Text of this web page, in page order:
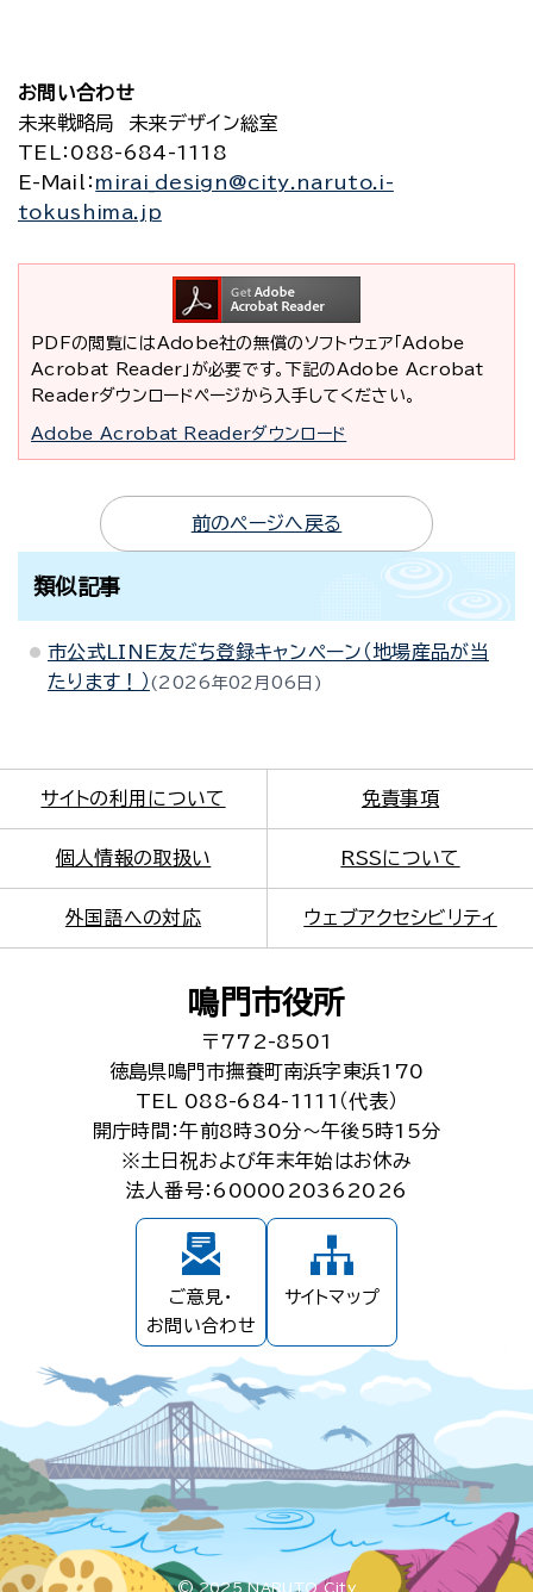
お問い合わせ
未来戦略局 未来デザイン総室
TEL：088-684-1118
E-Mail ： mirai_design@city.naruto.i-
tokushima.jp
PDFの閲覧にはAdobe社の無償のソフトウェア「Adobe
Acrobat Reader」が必要です。下記のAdobe Acrobat
Readerダウンロードページから入手してください。
Adobe Acrobat Readerダウンロード
前のページへ戻る
類似記事
市公式LINE友だち登録キャンペーン（地場産品が当
たります！）
2026年02月06日
サイトの利用について 免責事項
個人情報の取扱い RSSについて
外国語への対応 ウェブアクセシビリティ
鳴門市役所
〒772-8501
徳島県鳴門市撫養町南浜字東浜170
TEL 088-684-1111（代表）
開庁時間：午前8時30分～午後5時15分
※土日祝および年末年始はお休み
法人番号：6000020362026
ご意見・
お問い合わせ
サイトマップ
© 2025 NARUTO City